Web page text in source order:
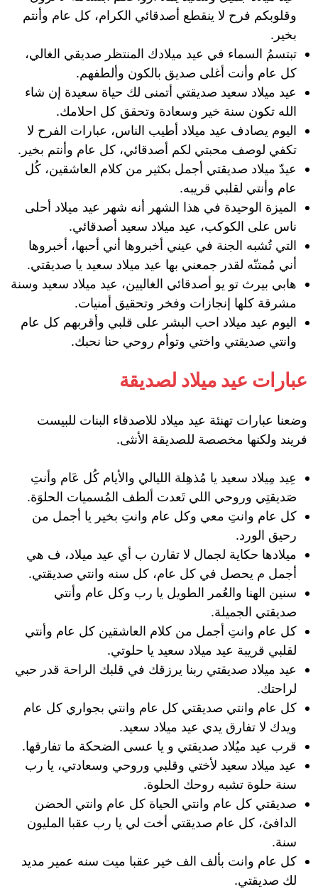
وقلوبكم فرح لا ينقطع أصدقائي الكرام، كل عام وأنتم
بخير.
تبتسمُ السماء في عيد ميلادك المنتظر صديقي الغالي،
كل عام وأنت أغلى صديق بالكون وألطفهم.
عيد ميلاد سعيد صديقتي أتمنى لك حياة سعيدة إن شاء
الله تكون سنة خير وسعادة وتحقق كل احلامك.
اليوم يصادف عيد ميلاد أطيب الناس، عبارات الفرح لا
تكفي لوصف محبتي لكم أصدقائي، كل عام وأنتم بخير.
عيدّ ميلاد صديقتي أجمل بكثير من كلام العاشقين، كُل
عام وأنتي لقلبي قريبه.
الميزة الوحيدة في هذا الشهر أنه شهر عيد ميلاد أحلى
ناس على الكوكب، عيد ميلاد سعيد أصدقائي.
التي تُشبه الجنة في عيني أخبروها أني أحبها، أخبروها
أني مُمتنّه لقدر جمعني بها عيد ميلاد سعيد يا صديقتي.
هابي بيرث تو يو أصدقائي الغاليين، عيد ميلاد سعيد وسنة
مشرقة كلها إنجازات وفخر وتحقيق أمنيات.
اليوم عيد ميلاد احب البشر على قلبي وأقربهم كل عام
وانتي صديقتي واختي وتوأم روحي حنا نحبك.
عبارات عيد ميلاد لصديقة
وضعنا عبارات تهنئة عيد ميلاد للاصدقاء البنات للبيست
فريند ولكنها مخصصة للصديقة الأنثى.
عِيد مِيلاد سعيد يا مُذهِلة الليالي والأيام كُل عَام وأنتِ
صَديقتِي وروحي اللي تَعدت ألطف المُسميات الحلوَة.
كل عام وانتِ معي وكل عام وانتِ بخير يا أجمل من
رحيق الورد.
ميلادها حكاية لجمال لا تقارن ب أي عيد ميلاد، ف هي
أجمل م يحصل في كل عام، كل سنه وانتي صديقتي.
سنين الهنا والعُمر الطويل يا رب وكل عام وأنتي
صديقتي الجميلة.
كل عام وانتِ أجمل من كلام العاشقين كل عام وأنتي
لقلبي قريبة عيد ميلاد سعيد يا حلوتي.
عيد ميلاد صديقتي ربنا يرزقك في قلبك الراحة قدر حبي
لراحتك.
كل عام وانتي صديقتي كل عام وانتي بجواري كل عام
ويدك لا تفارق يدي عيد ميلاد سعيد.
قرب عيد ميُلاد صديقتي و يا عسى الضحكة ما تفارقها.
عيد ميلاد سعيد لأختي وقلبي وروحي وسعادتي، يا رب
سنة حلوة تشبه روحك الحلوة.
صديقتي كل عام وانتي الحياة كل عام وانتي الحضن
الدافئ، كل عام صديقتي أخت لي يا رب عقبا المليون
سنة.
كل عام وانت بألف الف خير عقبا ميت سنه عمير مديد
لك صديقتي.